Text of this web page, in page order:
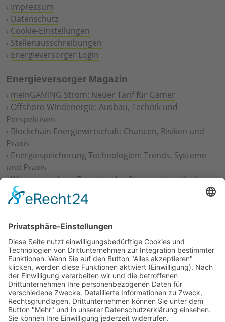
› Impressum
› Datenschutz
› Cookie-Einstellungen
› Stellenausschreibungen
› Energieversorger Login
Energieversorger Magazin
› meinGAMING Strom: Neuer Tarif für Gamer
› Offshore-Windenergie: Ausbau, Technik und
Perspektiven
› Blockchain Energiewirtschaft: Chancen, Risiken und
Praxis
› Energiespeicherung Technologien: Trends, Systeme
und Praxis
›Wie erneuerbare Energien das Stromnetz verändern
Digitalisierung Energiewirtschaft: Effizienz, Netze und
Prozesse
Geschäftsmodelle
›Vorstandswechsel Westenergie: Böddeling übernimmt
befristet
›Wasserstoff-Hochlauf: Dialog, Infrastruktur und
konkrete Schritte
›Solaranlage Regenbogenfarben: FC St. Pauli und
LichtBlick installieren erste weltweite Anlage